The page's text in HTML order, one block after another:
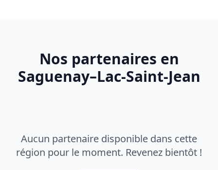
Nos partenaires en
Saguenay–Lac-Saint-Jean
Aucun partenaire disponible dans cette
région pour le moment. Revenez bientôt !